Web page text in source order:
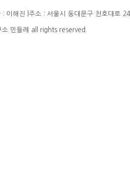
: 이해진 |주소 : 서울시 동대문구 천호대로
민들레 all rights reserved.